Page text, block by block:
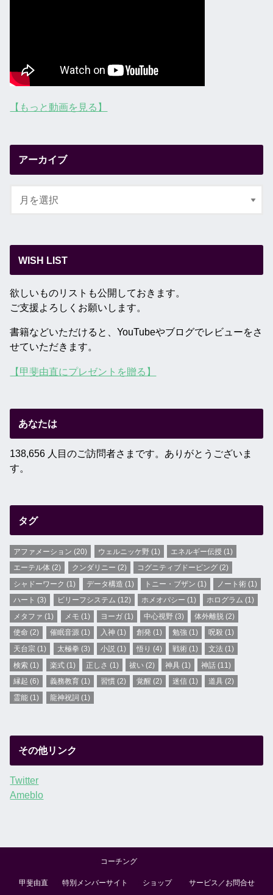
【もっと動画を見る】
アーカイブ
WISH LIST
欲しいものリストも公開しておきます。
ご支援よろしくお願いします。
書籍などいただけると、YouTubeやブログでレビューをさ
せていただきます。
【甲斐由直にプレゼントを贈る】
あなたは
138,656 人目のご訪問者さまです。ありがとうございま
す。
タグ
アファメーション (20) ウェルニッケ野(1) エネルギー伝授(1)
エーテル体 (2) クンダリニー (2) コグニティブドーピング(2)
シャドーワーク (1) データ構造 (1) トニー・ブザン (1) ノート術 (1)
ハート (3) ビリーフシステム (12) ホメオパシー (1) ホログラム (1)
メタファ (1) メモ (1) ヨーガ(1) 中心視野 (3) 体外離脱 (2)
使命 (2) 催眠音源(1) 入神 (1) 創発 (1) 勉強 (1) 呪殺 (1)
天台宗 (1) 太極拳 (3) 小説(1) 悟り (4) 戦術 (1) 文法 (1)
検索 (1) 楽式(1) 正しさ (1) 祓い (2) 神具 (1) 神話 (11)
縁起 (6) 義務教育(1) 習慣(2) 覚醒 (2) 迷信 (1) 道具 (2)
霊能 (1) 龍神祝詞 (1)
その他リンク
Twitter
Ameblo
甲斐由直
コーチング
特別メンバーサイト ショップ サービス／お問合せ